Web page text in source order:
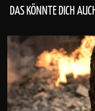
DAS KÖNNTE DICH